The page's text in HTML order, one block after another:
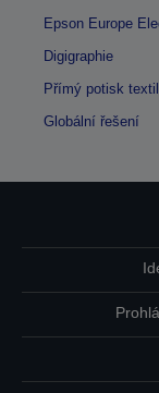
Epson Europe
Digigraphie
Přímý potisk
Globální řešení